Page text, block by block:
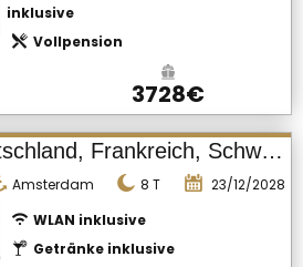
inklusive
Vollpension
3728€
Niederlande, Deutschland, Frankreich, Schweiz
Amsterdam 8 T
23/12/2028
WLAN inklusive
Getränke inklusive